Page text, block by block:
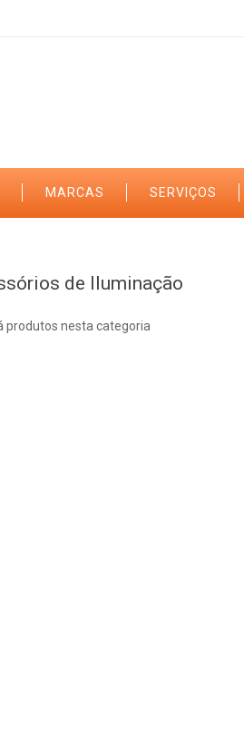
MARCAS SERVIÇOS
de Iluminação
produtos nesta categoria